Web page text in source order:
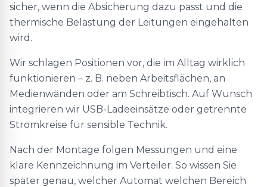
sicher, wenn die Absicherung dazu passt und die
thermische Belastung der Leitungen eingehalten
wird.
Wir schlagen Positionen vor, die im Alltag wirklich
funktionieren – z. B. neben Arbeitsflächen, an
Medienwänden oder am Schreibtisch. Auf Wunsch
integrieren wir USB-Ladeeinsätze oder getrennte
Stromkreise für sensible Technik.
Nach der Montage folgen Messungen und eine
klare Kennzeichnung im Verteiler. So wissen Sie
später genau, welcher Automat welchen Bereich